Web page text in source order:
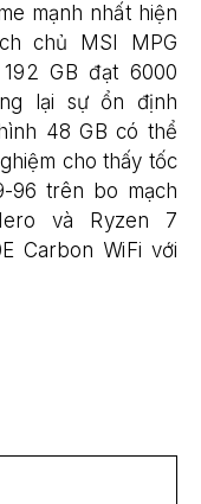
mạnh nhất hiện
chủ MSI MPG
GB đạt 6000
lại sự ổn định
48 GB có thể
cho thấy tốc
96 trên bo mạch
và Ryzen 7
Carbon WiFi với